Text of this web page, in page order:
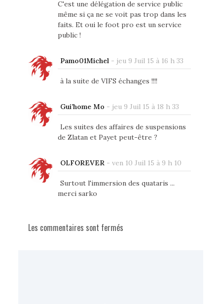
C'est une délégation de service public
même si ça ne se voit pas trop dans les
faits. Et oui le foot pro est un service
public !
Pamo01Michel- jeu 9 Juil 15 à 16 h 33
à la suite de VIFS échanges !!!!
Gui’home Mo - jeu 9 Juil 15 à 18 h 33
Les suites des affaires de suspensions
de Zlatan et Payet peut-être ?
OLFOREVER- ven 10 Juil 15 à 9 h 10
Surtout l'immersion des quataris ...
merci sarko
Les commentaires sont fermés